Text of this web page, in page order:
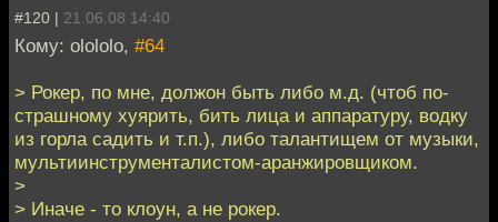
#120 | 21.06.08 14:40
Кому: olololo, #64
> Рокер, по мне, должон быть либо м.д. (чтоб по-
страшному хуярить, бить лица и аппаратуру, водку
из горла садить и т.п.), либо талантищем от музыки,
мультиинструменталистом-аранжировщиком.
>
> Иначе - то клоун, а не рокер.